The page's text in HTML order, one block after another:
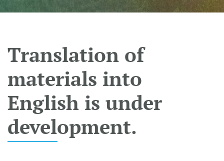
Translation of
materials into
English is under
development.